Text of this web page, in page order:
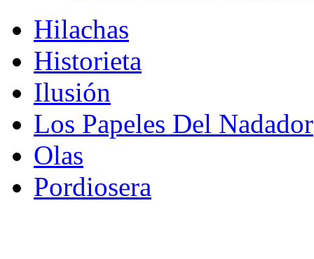
Hilachas
Historieta
Ilusión
Los Papeles Del Nadador
Olas
Pordiosera